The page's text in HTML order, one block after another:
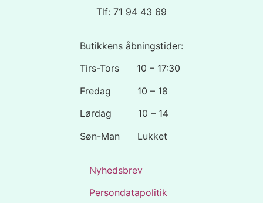
Tlf: 71 94 43 69
Butikkens åbningstider:
Tirs-Tors 10 – 17:30
Fredag 10 – 18
Lørdag 10 – 14
Søn-Man Lukket
Nyhedsbrev
Persondatapolitik